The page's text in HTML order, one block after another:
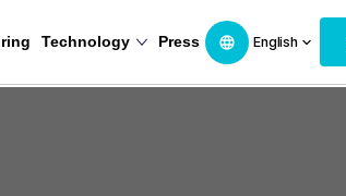
Technology Press English